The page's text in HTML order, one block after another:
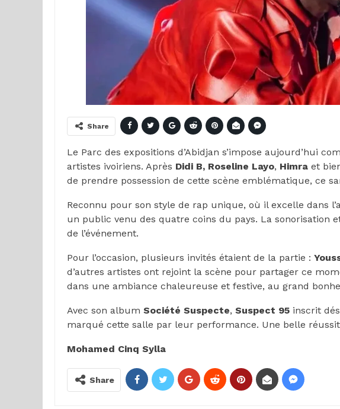
Share
Le Parc des expositions d’Abidjan s’impose aujourd’hui
artistes ivoiriens. Après Didi B, Roseline Layo, Himra et
de prendre possession de cette scène emblématique, ce
Reconnu pour son style de rap unique, où il excelle dans
un public venu des quatre coins du pays. La sonorisation
de l’événement.
Pour l’occasion, plusieurs invités étaient de la partie :
d’autres artistes ont rejoint la scène pour partager ce
dans une ambiance chaleureuse et festive, au grand
Avec son album Société Suspecte, Suspect 95 inscrit
marqué cette salle par leur performance. Une belle
Mohamed Cinq Sylla
Share